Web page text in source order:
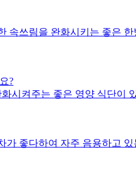
속쓰림을 완화시키는 좋은
?
시켜주는 좋은 영양 식단이
좋다하여 자주 음용하고